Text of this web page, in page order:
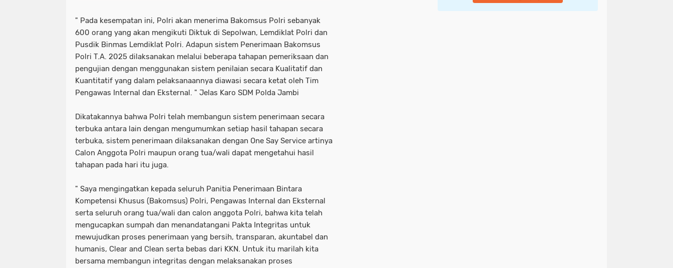
" Pada kesempatan ini, Polri akan menerima Bakomsus Polri sebanyak
600 orang yang akan mengikuti Diktuk di Sepolwan, Lemdiklat Polri dan
Pusdik Binmas Lemdiklat Polri. Adapun sistem Penerimaan Bakomsus
Polri T.A. 2025 dilaksanakan melalui beberapa tahapan pemeriksaan dan
pengujian dengan menggunakan sistem penilaian secara Kualitatif dan
Kuantitatif yang dalam pelaksanaannya diawasi secara ketat oleh Tim
Pengawas Internal dan Eksternal. " Jelas Karo SDM Polda Jambi
Dikatakannya bahwa Polri telah membangun sistem penerimaan secara
terbuka antara lain dengan mengumumkan setiap hasil tahapan secara
terbuka, sistem penerimaan dilaksanakan dengan One Say Service artinya
Calon Anggota Polri maupun orang tua/wali dapat mengetahui hasil
tahapan pada hari itu juga.
" Saya mengingatkan kepada seluruh Panitia Penerimaan Bintara
Kompetensi Khusus (Bakomsus) Polri, Pengawas Internal dan Eksternal
serta seluruh orang tua/wali dan calon anggota Polri, bahwa kita telah
mengucapkan sumpah dan menandatangani Pakta Integritas untuk
mewujudkan proses penerimaan yang bersih, transparan, akuntabel dan
humanis, Clear and Clean serta bebas dari KKN. Untuk itu marilah kita
bersama membangun integritas dengan melaksanakan proses